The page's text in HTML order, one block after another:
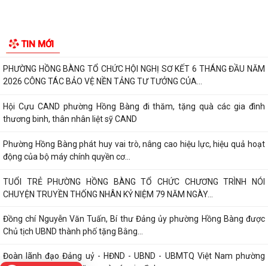
TIN MỚI
ĐẢNG ỦY - HĐND - UBND - UBMTTQ VIỆT NAM PHƯỜNG PHỐI HỢP
CÙNG TRƯỜNG THPT LƯƠNG KHÁNH THIỆN VÀ...
LỄ THẮP NẾN TRI ÂN CÁC ANH HÙNG LIỆT SĨ NHÂN DỊP KỶ NIỆM 79
NĂM NGÀY THƯƠNG BINH, LIỆT SĨ
Phường Hồng Bàng tổ chức Lễ tưởng niệm, cầu siêu Mẹ Việt Nam Anh
hùng và các Anh hùng liệt sĩ
Dâng hương, tưởng niệm các Anh hùng - Liệt sĩ tại các di tích trên địa
bàn thành phố là Đền thờ...
PHƯỜNG HỒNG BÀNG TỔ CHỨC HỘI NGHỊ SƠ KẾT 6 THÁNG ĐẦU NĂM
2026 CÔNG TÁC BẢO VỆ NỀN TẢNG TƯ TƯỞNG CỦA...
Hội Cựu CAND phường Hồng Bàng đi thăm, tặng quà các gia đình
thương binh, thân nhân liệt sỹ CAND